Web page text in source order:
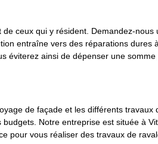
ceux qui y résident. Demandez-nous
entraîne vers des réparations dures
éviterez ainsi de dépenser une
de façade et les différents travaux
Notre entreprise est située à
pour vous réaliser des travaux de